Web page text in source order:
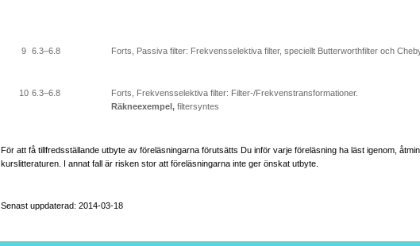
9
6.3–6.8 Forts, Passiva filter: Frekvensselektiva filter, speciellt Butterworthfilter och
10 6.3–6.8
Forts, Frekvensselektiva filter: Filter-/Frekvenstransformationer.
Räkneexempel,filtersyntes
För att få tillfredsställande utbyte av föreläsningarna förutsätts Du inför varje föreläsning ha läst igenom,
kurslitteraturen. I annat fall är risken stor att föreläsningarna inte ger önskat utbyte.
Senast uppdaterad: 2014-03-18